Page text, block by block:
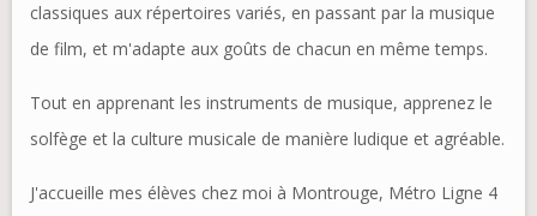
classiques aux répertoires variés, en passant par la musique
de film, et m'adapte aux goûts de chacun en même temps.
Tout en apprenant les instruments de musique, apprenez le
solfège et la culture musicale de manière ludique et agréable.
J'accueille mes élèves chez moi à Montrouge, Métro Ligne 4